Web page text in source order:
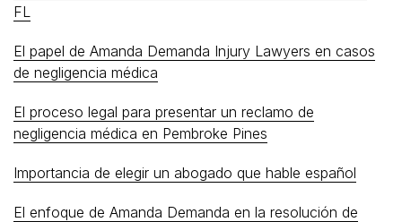
FL
El papel de Amanda Demanda Injury Lawyers en casos
de negligencia médica
El proceso legal para presentar un reclamo de
negligencia médica en Pembroke Pines
Importancia de elegir un abogado que hable español
El enfoque de Amanda Demanda en la resolución de